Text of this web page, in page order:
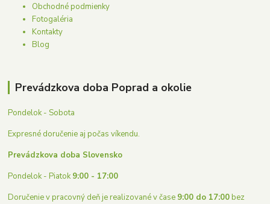
Obchodné podmienky
Fotogaléria
Kontakty
Blog
Prevádzkova doba Poprad a okolie
Pondelok - Sobota
Expresné doručenie aj počas víkendu.
Prevádzkova doba Slovensko
Pondelok - Piatok9:00 - 17:00
Doručenie v pracovný deň je realizované v čase 9:00 do 17:00bez